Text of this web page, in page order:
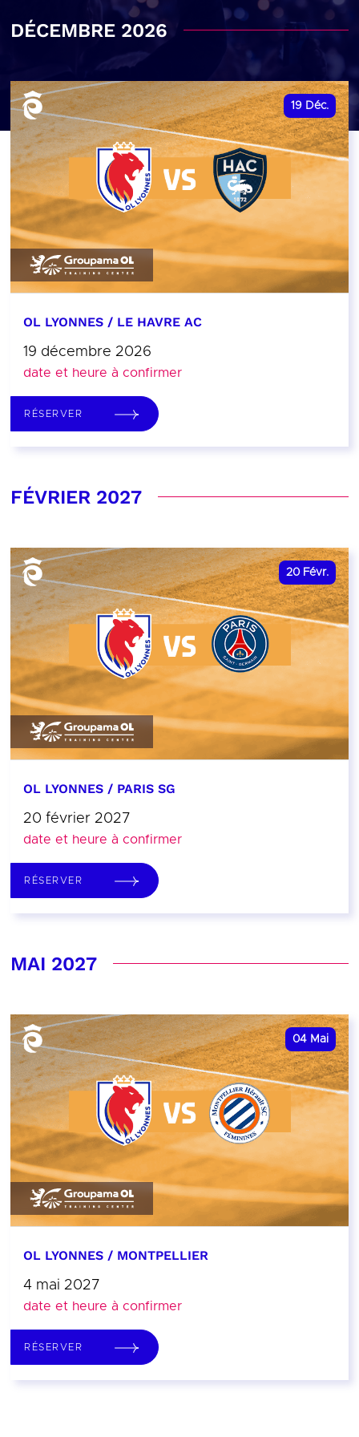
DÉCEMBRE 2026
19 Déc.
OL LYONNES / LE HAVRE AC
19 décembre 2026
date et heure à confirmer
RÉSERVER
FÉVRIER 2027
20 Févr.
OL LYONNES / PARIS SG
20 février 2027
date et heure à confirmer
RÉSERVER
MAI 2027
04 Mai
OL LYONNES / MONTPELLIER
4 mai 2027
date et heure à confirmer
RÉSERVER